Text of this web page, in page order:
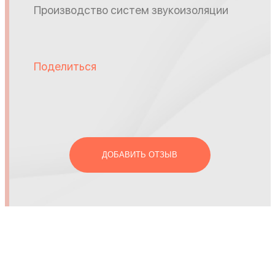
Производство систем звукоизоляции
Поделиться
ДОБАВИТЬ ОТЗЫВ